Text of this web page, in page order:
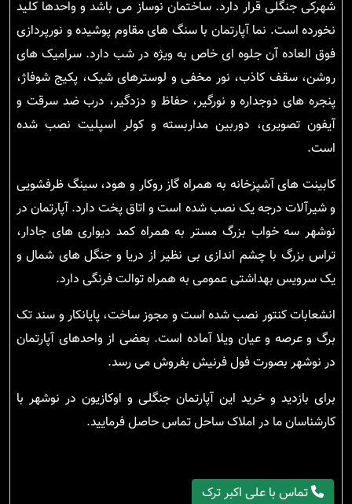
شهرکی جنگلی قرار دارد. ساختمان نوساز می باشد و واحدها کلید
نخورده است. نما آپارتمان با سنگ های مقاوم پوشیده و نورپردازی
فوق العاده آن جلوه ای خاص به ویژه در شب دارد. سرامیک های
روشن، سقف کاذب، نور مخفی و لوسترهای شیک، پکیج شوفاژ،
پنجره های دوجداره و نورگیر، حفاظ و دزدگیر، درب ضد سرقت و
آیفون تصویری، دوربین مداربسته و کولر اسپلیت نصب شده
است.
کابینت های آشپزخانه به همراه گاز روکار و هود، سینگ ظرفشویی
و شیرآلات درجه یک نصب شده است و اتاق پخت دارد. آپارتمان در
نوشهر سه خواب بزرگ مستر به همراه کمد دیواری های جادار،
تراس بزرگ با چشم اندازی بی نظیر از دریا و جنگل های شمال و
یک سرویس بهداشتی عمومی به همراه توالت فرنگی دارد.
انشعابات کنتور نصب شده است و مجوز ساخت، پایانکار و سند تک
برگ و عرصه و عیان ویلا آماده است. بعضی از واحدهای آپارتمان
در نوشهر بصورت فول فرنیش بفروش می رسد.
برای بازدید و خرید این آپارتمان جنگلی و اوکازیون در نوشهر با
کارشناسان ما در املاک ساحل تماس حاصل فرمایید.
تماس با علی اکبر ترک